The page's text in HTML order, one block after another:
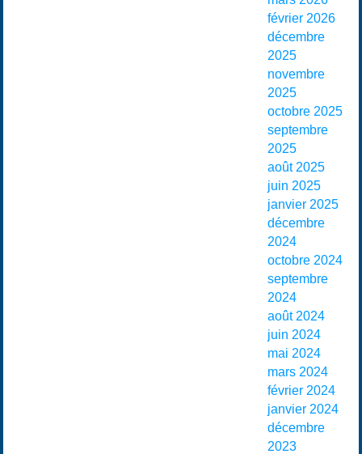
février 2026
décembre
2025
novembre
2025
octobre 2025
septembre
2025
août 2025
juin 2025
janvier 2025
décembre
2024
octobre 2024
septembre
2024
août 2024
juin 2024
mai 2024
mars 2024
février 2024
janvier 2024
décembre
2023